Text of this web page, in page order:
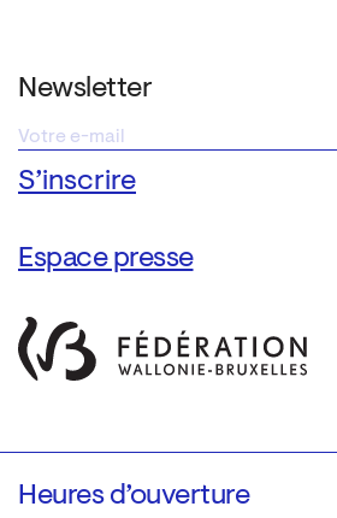
Newsletter
Espace presse
Heures d’ouverture